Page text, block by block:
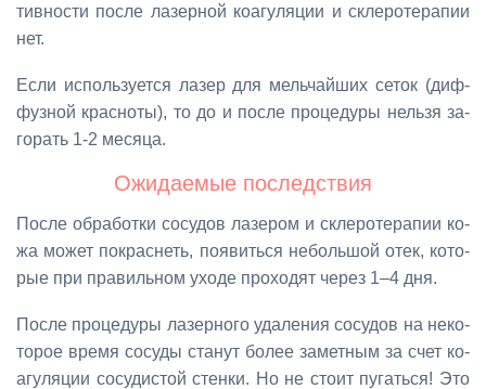
тив­но­сти по­сле ла­зер­ной ко­а­гу­ля­ции и скле­ро­те­ра­пии
нет.
Ес­ли ис­поль­зу­ет­ся ла­зер для мель­чай­ших се­ток (диф­
фуз­ной крас­но­ты), то до и по­сле про­це­ду­ры нель­зя за­
го­рать 1-2 ме­ся­ца.
Ожи­да­е­мые по­след­ствия
По­сле об­ра­бот­ки со­су­дов ла­зе­ром и скле­ро­те­ра­пии ко­
жа мо­жет по­крас­неть, по­явить­ся неболь­шой отек, ко­то­
рые при пра­виль­ном ухо­де про­хо­дят че­рез 1–4 дня.
По­сле про­це­ду­ры ла­зер­но­го уда­ле­ния со­су­дов на неко­
то­рое вре­мя со­су­ды ста­нут бо­лее за­мет­ным за счет ко­
а­гу­ля­ции со­су­ди­стой стен­ки. Но не сто­ит пу­гать­ся! Это